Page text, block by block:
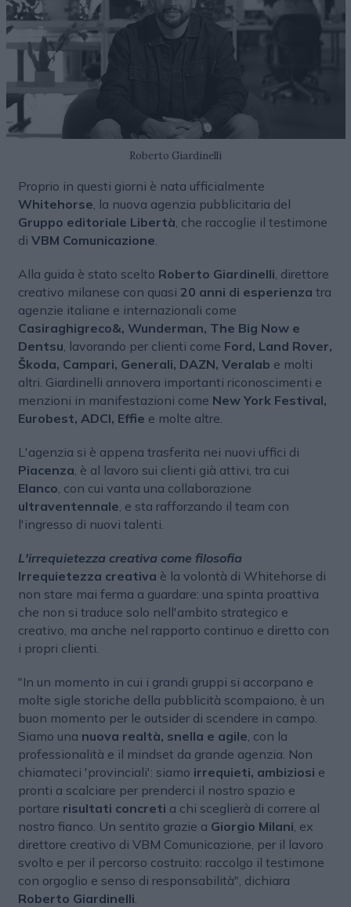
Roberto Giardinelli
Proprio in questi giorni è nata ufficialmente
Whitehorse, la nuova agenzia pubblicitaria del
Gruppo editoriale Libertà, che raccoglie il testimone
di VBM Comunicazione.
Alla guida è stato scelto Roberto Giardinelli, direttore
creativo milanese con quasi 20 anni di esperienza tra
agenzie italiane e internazionali come
Casiraghigreco&, Wunderman, The Big Now e
Dentsu, lavorando per clienti come Ford, Land Rover,
Škoda, Campari, Generali, DAZN, Veralab e molti
altri. Giardinelli annovera importanti riconoscimenti e
menzioni in manifestazioni come New York Festival,
Eurobest, ADCI, Effie e molte altre.
L'agenzia si è appena trasferita nei nuovi uffici di
Piacenza, è al lavoro sui clienti già attivi, tra cui
Elanco, con cui vanta una collaborazione
ultraventennale, e sta rafforzando il team con
l'ingresso di nuovi talenti.
L'irrequietezza creativa come filosofia
Irrequietezza creativa è la volontà di Whitehorse di
non stare mai ferma a guardare: una spinta proattiva
che non si traduce solo nell'ambito strategico e
creativo, ma anche nel rapporto continuo e diretto con
i propri clienti.
"In un momento in cui i grandi gruppi si accorpano e
molte sigle storiche della pubblicità scompaiono, è un
buon momento per le outsider di scendere in campo.
Siamo una nuova realtà, snella e agile, con la
professionalità e il mindset da grande agenzia. Non
chiamateci 'provinciali': siamo irrequieti, ambiziosi e
pronti a scalciare per prenderci il nostro spazio e
portare risultati concreti a chi sceglierà di correre al
nostro fianco. Un sentito grazie a Giorgio Milani, ex
direttore creativo di VBM Comunicazione, per il lavoro
svolto e per il percorso costruito: raccolgo il testimone
con orgoglio e senso di responsabilità", dichiara
Roberto Giardinelli.